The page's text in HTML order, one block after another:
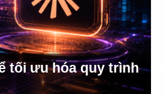
tối ưu hóa quy trình